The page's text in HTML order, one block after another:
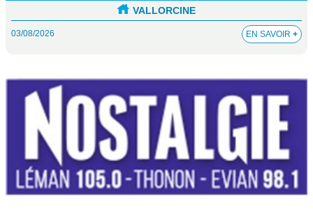
VALLORCINE
03/08/2026 EN SAVOIR +